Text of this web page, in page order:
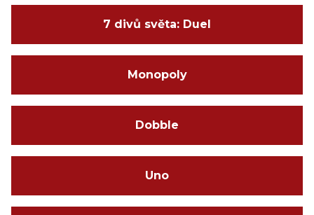
7 divů světa: Duel
Monopoly
Dobble
Uno